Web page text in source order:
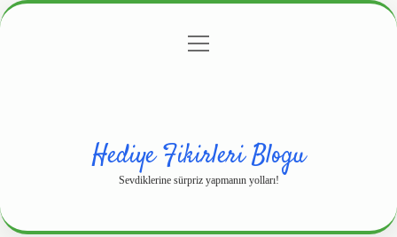
Gizlilik Politikası
menüyü
Hediye Fikirleri Blogu
Sevdiklerine sürpriz yapmanın yolları!